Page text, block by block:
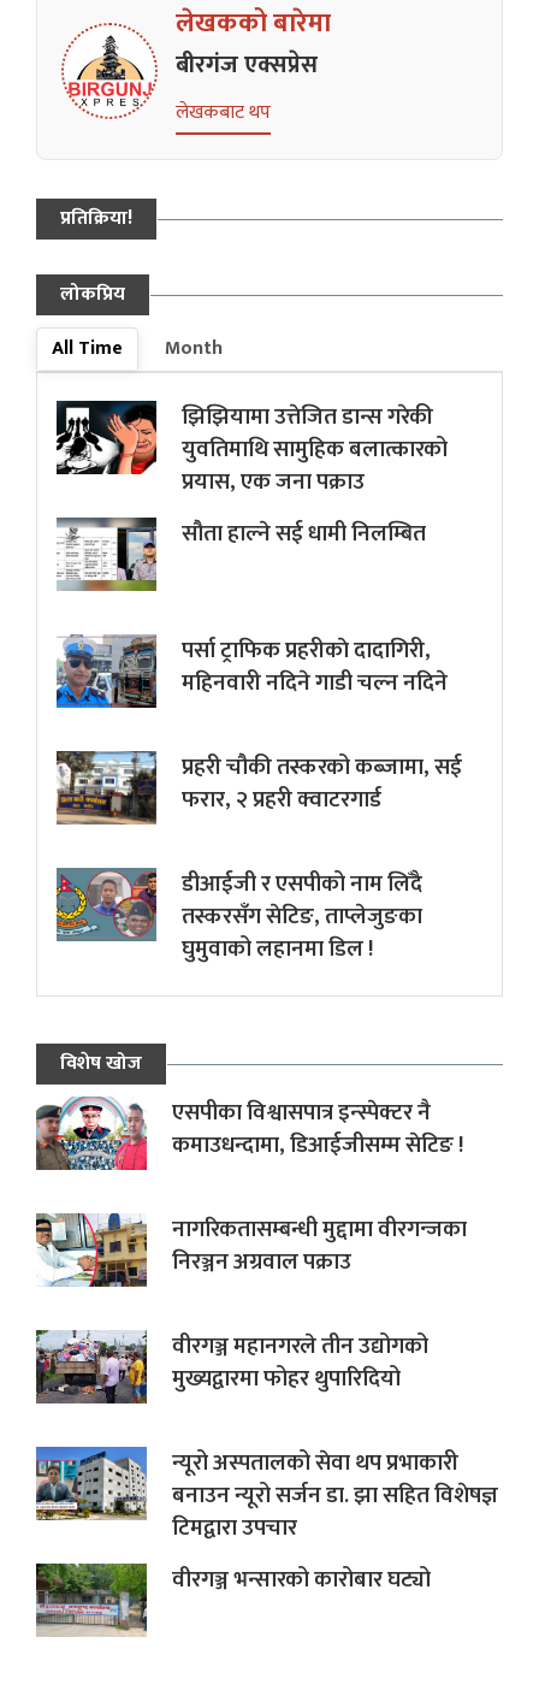
लेखकको बारेमा
बीरगंज एक्सप्रेस
लेखकबाट थप
प्रतिक्रिया!
लोकप्रिय
All Time
Month
झिझियामा उत्तेजित डान्स गरेकी
युवतिमाथि सामुहिक बलात्कारको
प्रयास, एक जना पक्राउ
सौता हाल्ने सई धामी निलम्बित
पर्सा ट्राफिक प्रहरीकाे दादागिरी,
महिनवारी नदिने गाडी चल्न नदिने
प्रहरी चौकी तस्करको कब्जामा, सई
फरार, २ प्रहरी क्वाटरगार्ड
डीआईजी र एसपीको नाम लिँदै
तस्करसँग सेटिङ, ताप्लेजुङका
घुमुवाको लहानमा डिल !
विशेष खोज
एसपीका विश्वासपात्र इन्स्पेक्टर नै
कमाउधन्दामा, डिआईजीसम्म सेटिङ !
नागरिकतासम्बन्धी मुद्दामा वीरगन्जका
निरञ्जन अग्रवाल पक्राउ
वीरगञ्ज महानगरले तीन उद्योगको
मुख्यद्वारमा फोहर थुपारिदियो
न्यूरो अस्पतालको सेवा थप प्रभाकारी
बनाउन न्यूरो सर्जन डा. झा सहित विशेषज्ञ
टिमद्वारा उपचार
वीरगञ्ज भन्सारको कारोबार घट्यो